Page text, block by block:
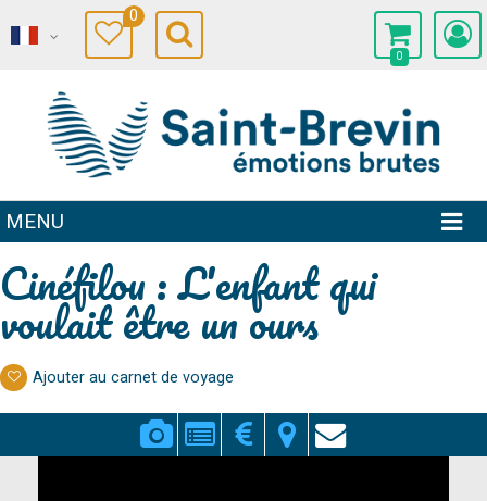
0
0
MENU
Cinéfilou : L'enfant qui
voulait être un ours
Ajouter au carnet de voyage